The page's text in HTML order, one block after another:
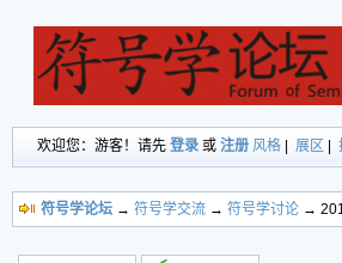
欢迎您：游客！请先 登录 或 注册 风格 展区
符号学论坛 → 符号学交流 → 符号学讨论 →